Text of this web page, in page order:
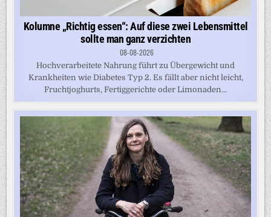
Kolumne „Richtig essen“: Auf diese zwei Lebensmittel
sollte man ganz verzichten
08-08-2026
Hochverarbeitete Nahrung führt zu Übergewicht und
Krankheiten wie Diabetes Typ 2. Es fällt aber nicht leicht,
Fruchtjoghurts, Fertiggerichte oder Limonaden...